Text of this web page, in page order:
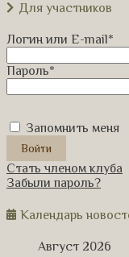
Для участников
Логин или E-mail*
Пароль*
Запомнить меня
Стать членом клуба
Забыли пароль?
Календарь
Август 2026